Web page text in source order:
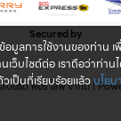
อมูลการใช้งานของท่าน
เว็บไซต์ต่อ เราถือว่าท่า
เป็นที่เรียบร้อยแล้วนโยบ
Secured by
อร์ต ฟอร์ ไล้ฟ์ จำกัด |